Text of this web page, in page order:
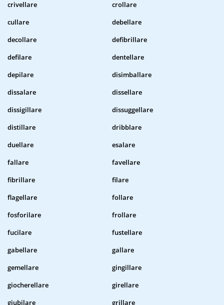
crivellare
crollare
cullare
debellare
decollare
defibrillare
defilare
dentellare
depilare
disimballare
dissalare
dissellare
dissigillare
dissuggellare
distillare
dribblare
duellare
esalare
fallare
favellare
fibrillare
filare
flagellare
follare
fosforilare
frollare
fucilare
fustellare
gabellare
gallare
gemellare
gingillare
giocherellare
girellare
giubilare
grillare